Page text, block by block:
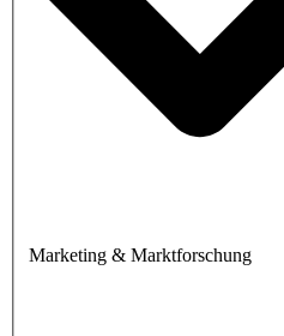
Marketing & Marktforschung